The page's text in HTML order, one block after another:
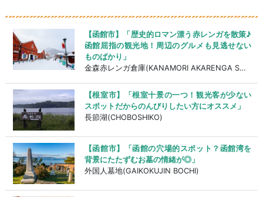
【函館市】「歴史的ロマン漂う赤レンガを散策♪
函館屈指の観光地！周辺のグルメも見逃せない
ものばかり」
金森赤レンガ倉庫(KANAMORI AKARENGA SOUKO)
【根室市】「根室十景の一つ！観光客が少ない
スポットだからのんびりしたい方にオススメ」
長節湖(CHOBOSHIKO)
【函館市】「函館の穴場的スポット？函館湾を
背景にたたずむお墓の情緒が◎」
外国人墓地(GAIKOKUJIN BOCHI)